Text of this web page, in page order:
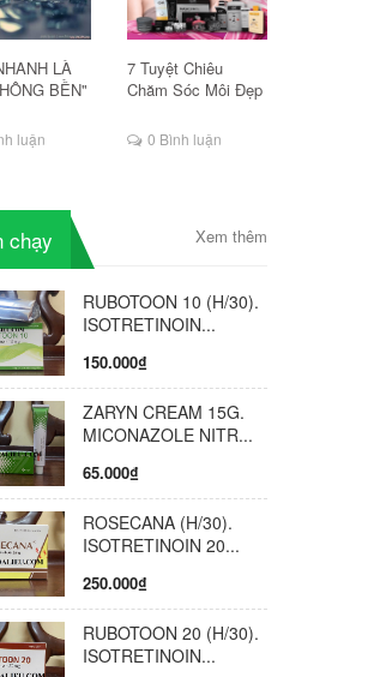
LÀ
BỀN"
luận
7 Tuyệt Chiêu
Chăm Sóc Môi Đẹp
0 Bình luận
chạy Xem thêm
RUBOTOON 10 (H/30).
ISOTRETINOIN...
150.000₫
ZARYN CREAM 15G.
MICONAZOLE NITR...
65.000₫
ROSECANA (H/30).
ISOTRETINOIN 20...
250.000₫
RUBOTOON 20 (H/30).
ISOTRETINOIN...